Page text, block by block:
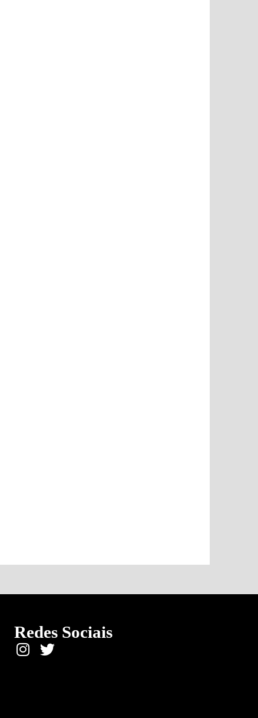
Redes Sociais